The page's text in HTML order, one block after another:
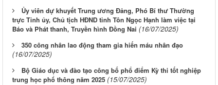
Ủy viên dự khuyết Trung ương Đảng, Phó Bí thư Thường
trực Tỉnh ủy, Chủ tịch HĐND tỉnh Tôn Ngọc Hạnh làm việc tại
Báo và Phát thanh, Truyền hình Đồng Nai (16/07/2025)
350 công nhân lao động tham gia hiến máu nhân đạo
(16/07/2025)
Bộ Giáo dục và đào tạo công bố phổ điểm Kỳ thi tốt nghiệp
trung học phổ thông năm 2025 (15/07/2025)